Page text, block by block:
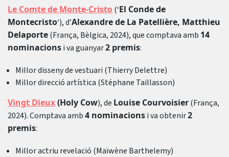
Le Comte de Monte-Cristo(‘El Conde de
Montecristo‘), d’Alexandre de La Patellière, Matthieu
Delaporte(França, Bèlgica, 2024), que comptava amb 14
nominacionsi va guanyar2 premis:
Millor disseny de vestuari (Thierry Delettre)
Millor direcció artística (Stéphane Taillasson)
Vingt Dieux(Holy Cow), de Louise Courvoisier(França,
2024). Comptava amb4 nominacionsi va obtenir2
premis:
Millor actriu revelació (Maïwène Barthelemy)